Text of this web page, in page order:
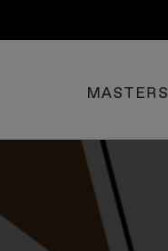
MASTERS